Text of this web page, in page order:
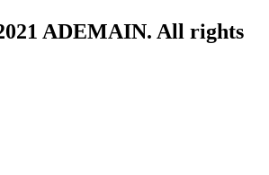
ADEMAIN. All rights